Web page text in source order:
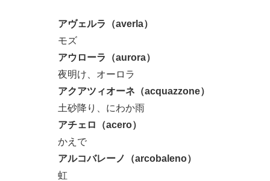
アヴェルラ（averla）
モズ
アウローラ（aurora）
夜明け、オーロラ
アクアツィオーネ（acquazzone）
土砂降り、にわか雨
アチェロ（acero）
かえで
アルコバレーノ（arcobaleno）
虹